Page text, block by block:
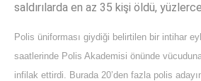
saldırılarda en az 35 kişi öldü,
Polis üniforması giydiği belirtilen bir intihar
saatlerinde Polis Akademisi önünde vücuduna
infilak ettirdi. Burada 20’den fazla polis